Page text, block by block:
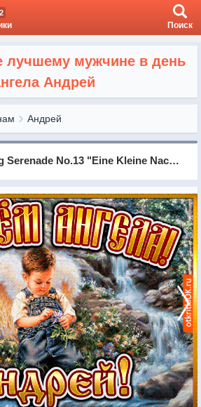
2
Поиск
лучшему мужчине в день
Андрей
Андрей
Mozart - String Serenade No.13 "Eine Kleine Nachtmusik" in G Major, KV525